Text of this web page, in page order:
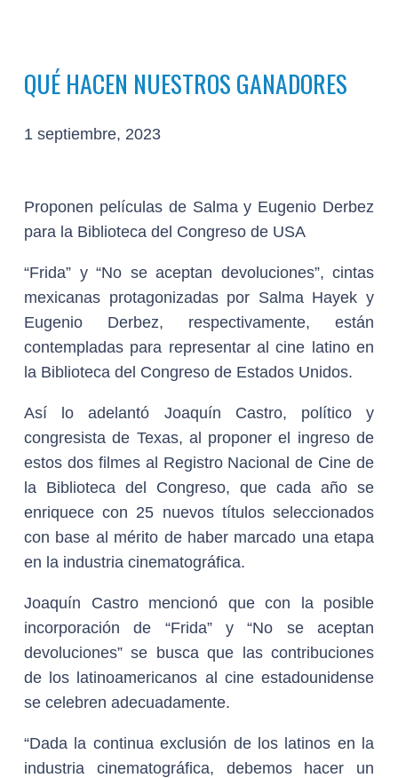
QUÉ HACEN NUESTROS GANADORES
1 septiembre, 2023
Proponen películas de Salma y Eugenio Derbez
para la Biblioteca del Congreso de USA
“Frida” y “No se aceptan devoluciones”, cintas
mexicanas protagonizadas por Salma Hayek y
Eugenio Derbez, respectivamente, están
contempladas para representar al cine latino en
la Biblioteca del Congreso de Estados Unidos.
Así lo adelantó Joaquín Castro, político y
congresista de Texas, al proponer el ingreso de
estos dos filmes al Registro Nacional de Cine de
la Biblioteca del Congreso, que cada año se
enriquece con 25 nuevos títulos seleccionados
con base al mérito de haber marcado una etapa
en la industria cinematográfica.
Joaquín Castro mencionó que con la posible
incorporación de “Frida” y “No se aceptan
devoluciones” se busca que las contribuciones
de los latinoamericanos al cine estadounidense
se celebren adecuadamente.
“Dada la continua exclusión de los latinos en la
industria cinematográfica, debemos hacer un